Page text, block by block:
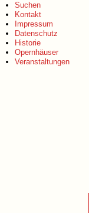
Suchen
Kontakt
Impressum
Datenschutz
Historie
Opernhäuser
Veranstaltungen